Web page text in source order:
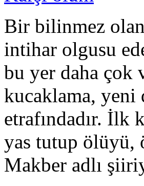
Bir bilinmez
intihar olgusu
bu yer daha çok
kucaklama, yeni
etrafındadır. İlk
yas tutup ölüyü,
Makber adlı